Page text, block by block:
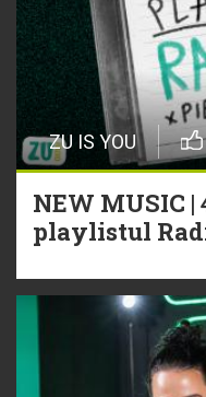
ZU IS YOU
NEW MUSIC
playlistul